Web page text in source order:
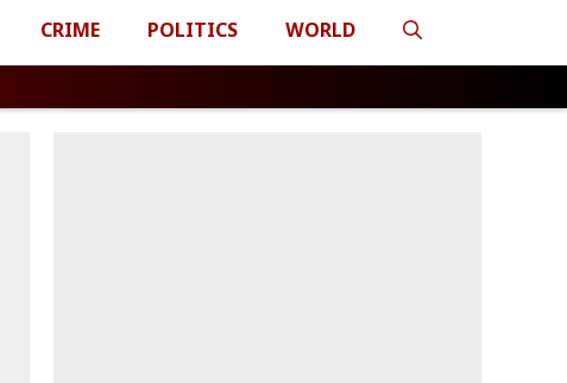
CRIME POLITICS WORLD